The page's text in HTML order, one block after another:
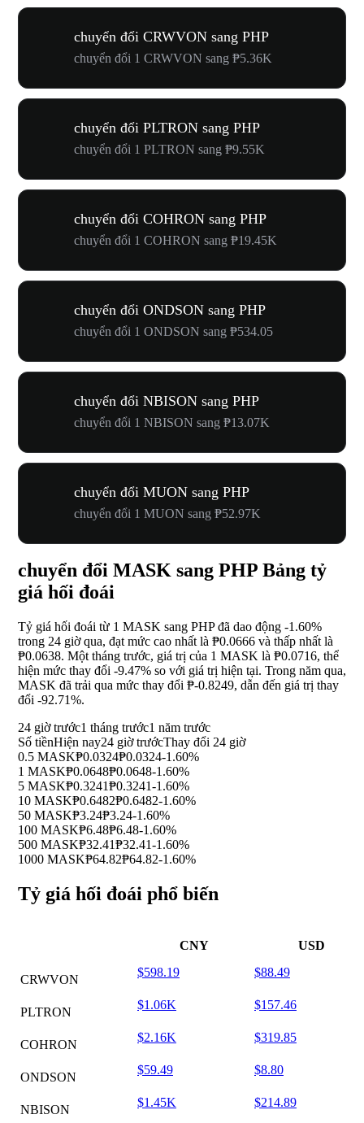
chuyển đổi CRWVON sang PHP
chuyển đổi 1 CRWVON sang ₱5.36K
chuyển đổi PLTRON sang PHP
chuyển đổi 1 PLTRON sang ₱9.55K
chuyển đổi COHRON sang PHP
chuyển đổi 1 COHRON sang ₱19.45K
chuyển đổi ONDSON sang PHP
chuyển đổi 1 ONDSON sang ₱534.05
chuyển đổi NBISON sang PHP
chuyển đổi 1 NBISON sang ₱13.07K
chuyển đổi MUON sang PHP
chuyển đổi 1 MUON sang ₱52.97K
chuyển đổi MASK sang PHP Bảng tỷ
giá hối đoái
Tỷ giá hối đoái từ 1 MASK sang PHP đã dao động -1.60%
trong 24 giờ qua, đạt mức cao nhất là ₱0.0666 và thấp nhất là
₱0.0638. Một tháng trước, giá trị của 1 MASK là ₱0.0716, thể
hiện mức thay đổi -9.47% so với giá trị hiện tại. Trong năm qua,
MASK đã trải qua mức thay đổi ₱-0.8249, dẫn đến giá trị thay
đổi -92.71%.
24 giờ trước1 tháng trước1 năm trước
Số tiềnHiện nay24 giờ trướcThay đổi 24 giờ
0.5 MASK₱0.0324₱0.0324-1.60%
1 MASK₱0.0648₱0.0648-1.60%
5 MASK₱0.3241₱0.3241-1.60%
10 MASK₱0.6482₱0.6482-1.60%
50 MASK₱3.24₱3.24-1.60%
100 MASK₱6.48₱6.48-1.60%
500 MASK₱32.41₱32.41-1.60%
1000 MASK₱64.82₱64.82-1.60%
Tỷ giá hối đoái phổ biến
CNY USD
CRWVON
$598.19 $88.49
PLTRON
$1.06K $157.46
COHRON
$2.16K $319.85
ONDSON
$59.49 $8.80
NBISON
$1.45K $214.89